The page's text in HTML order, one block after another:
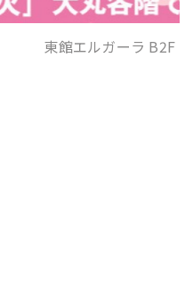
東館エルガーラ B2F